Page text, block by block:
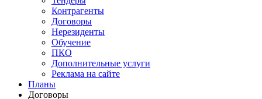
Контрагенты
Договоры
Нерезиденты
Обучение
ПКО
Дополнительные услуги
Реклама на сайте
Планы
Договоры